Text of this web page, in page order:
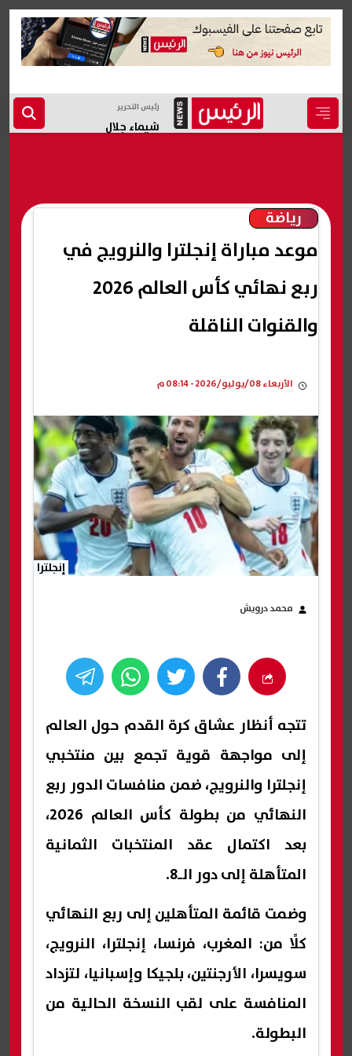
رئيس التحرير
شيماء جلال
رياضة
موعد مباراة إنجلترا والنرويج في
ربع نهائي كأس العالم 2026
والقنوات الناقلة
الأربعاء 08/يوليو/2026 - 08:14 م
إنجلترا
محمد درويش
تتجه أنظار عشاق كرة القدم حول العالم
إلى مواجهة قوية تجمع بين منتخبي
إنجلترا والنرويج، ضمن منافسات الدور ربع
النهائي من بطولة كأس العالم 2026،
بعد اكتمال عقد المنتخبات الثمانية
المتأهلة إلى دور الـ8.
وضمت قائمة المتأهلين إلى ربع النهائي
كلًا من: المغرب، فرنسا، إنجلترا، النرويج،
سويسرا، الأرجنتين، بلجيكا وإسبانيا، لتزداد
المنافسة على لقب النسخة الحالية من
البطولة.